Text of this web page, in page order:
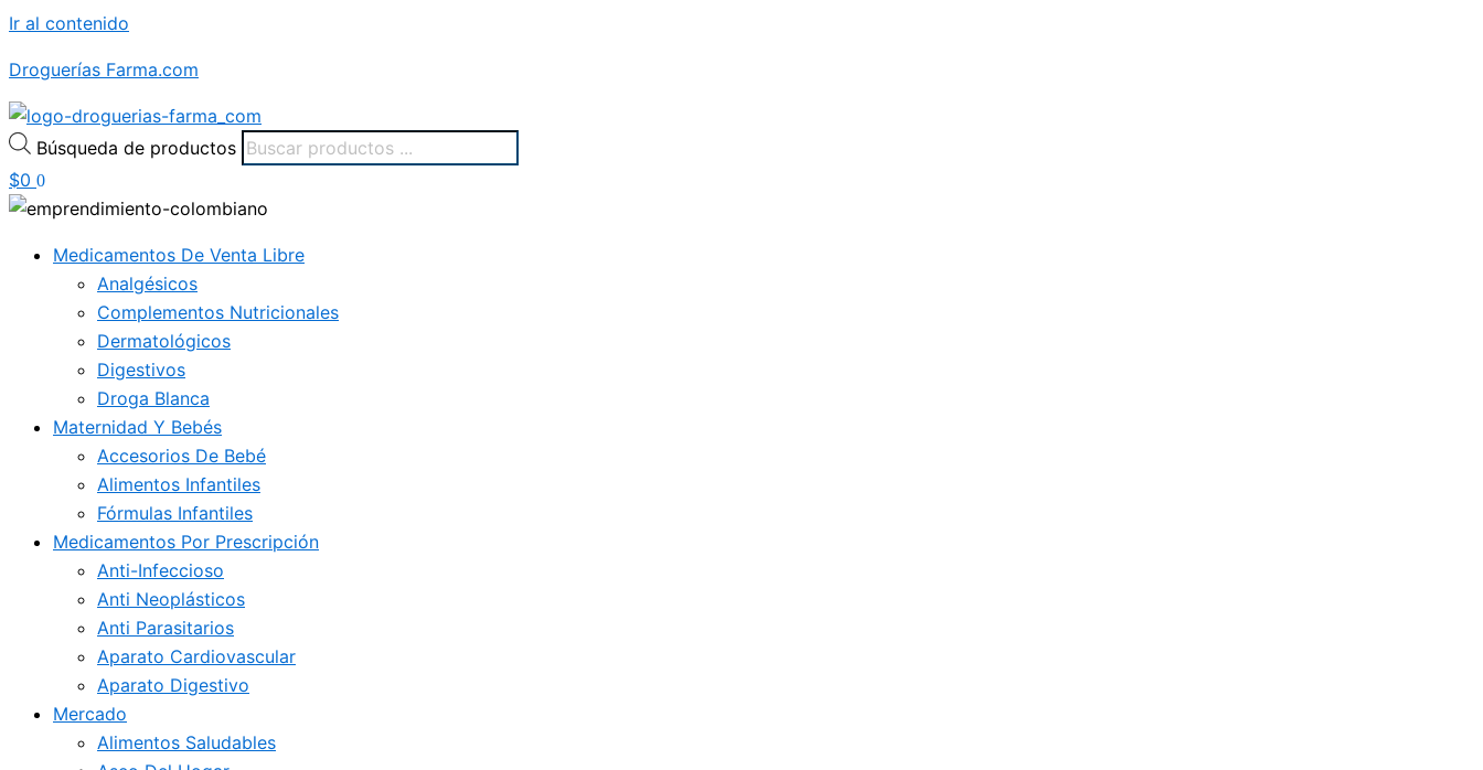
Ir al contenido
Droguerías Farma.com
Búsqueda de productos
$0 0
Medicamentos De Venta Libre
Analgésicos
Complementos Nutricionales
Dermatológicos
Digestivos
Droga Blanca
Maternidad Y Bebés
Accesorios De Bebé
Alimentos Infantiles
Fórmulas Infantiles
Medicamentos Por Prescripción
Anti-Infeccioso
Anti Neoplásticos
Anti Parasitarios
Aparato Cardiovascular
Aparato Digestivo
Mercado
Alimentos Saludables